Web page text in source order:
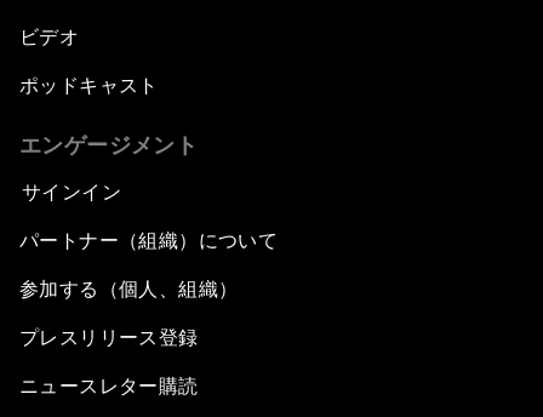
ビデオ
ポッドキャスト
エンゲージメント
サインイン
パートナー（組織）について
参加する（個人、組織）
プレスリリース登録
ニュースレター購読